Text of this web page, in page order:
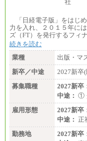
「日経電子版」をはじ
力を入れ、２０１５年に
ズ（FT）を発行するフィ
続きを読む
業種
出版・マ
新卒／中途
2027新卒
募集職種
2027新卒
中途： ①
雇用形態
2027新卒
中途： 正
勤務地
2027新卒